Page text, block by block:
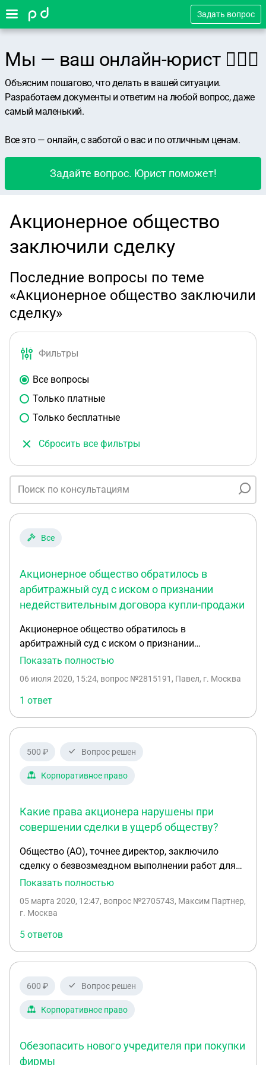
Задать вопрос
Мы — ваш онлайн-юрист 👨🏻‍⚖️
Объясним пошагово, что делать в вашей ситуации.
Разработаем документы и ответим на любой вопрос, даже
самый маленький.
Все это — онлайн, с заботой о вас и по отличным ценам.
Задайте вопрос. Юрист поможет!
Акционерное общество
заключили сделку
Последние вопросы по теме
«Акционерное общество заключили
сделку»
Фильтры
Все вопросы
Только платные
Только бесплатные
Сбросить все фильтры
Все
Акционерное общество обратилось в
арбитражный суд с иском о признании
недействительным договора купли-продажи
Акционерное общество обратилось в
арбитражный суд с иском о признании
недействительным договора купли-продажи,
обществом с ограниченной ответственностью. В
обоснование своих требований истец указал, что
он продал строение предпринимателю, который,
не уплатив его стоимости и не зарегистрировав
строение обществу с ограниченной
ответственностью. Получив плату за строение,
Показать полностью
06 июля 2020, 15:24, вопрос №2815191, Павел, г. Москва
1 ответ
500 ₽ Вопрос решен
Корпоративное право
Какие права акционера нарушены при
совершении сделки в ущерб обществу?
Общество (АО), точнее директор, заключило
сделку о безвозмездном выполнении работ для
другой компании на большую сумму. Доказан
обжаловать по ч.2 ст.174 ГК РФ, как сделку при
Возникает вопрос: как указано в п.38
Постановления Пленума ВАС РФ от 18.11.2003 N
19 «О некоторых вопросах применения
обществах» Иски акционеров о признании
недействительными сделок, заключенных
доказательств, подтверждающих нарушение прав
Показать полностью
05 марта 2020, 12:47, вопрос №2705743, Максим Партнер,
г. Москва
5 ответов
600 ₽ Вопрос решен
Корпоративное право
Обезопасить нового учредителя при покупки
фирмы